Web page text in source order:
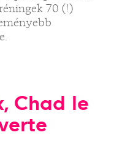
70 (!)
Chad le